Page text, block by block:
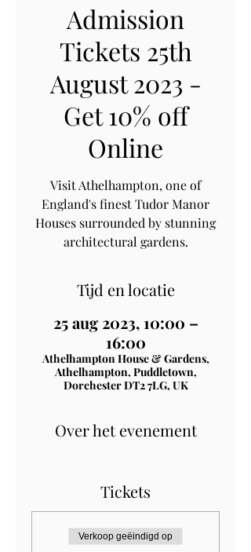
Admission
Tickets 25th
August 2023 -
Get 10% off
Online
Visit Athelhampton, one of
England's finest Tudor Manor
Houses surrounded by stunning
architectural gardens.
Tijd en locatie
25 aug 2023, 10:00 –
16:00
Athelhampton House & Gardens,
Athelhampton, Puddletown,
Dorchester DT2 7LG, UK
Over het evenement
Tickets
Verkoop geëindigd op